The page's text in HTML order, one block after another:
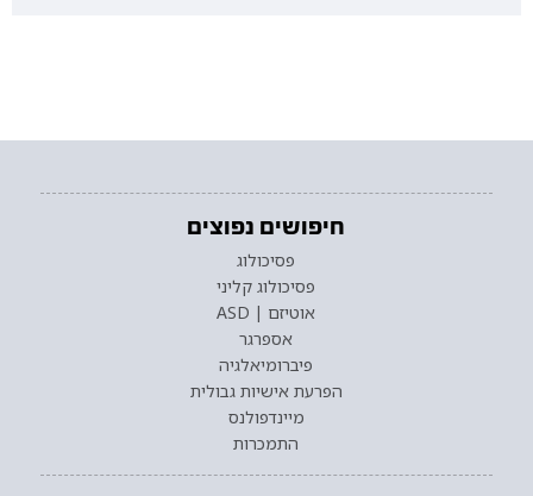
חיפושים נפוצים
פסיכולוג
פסיכולוג קליני
אוטיזם | ASD
אספרגר
פיברומיאלגיה
הפרעת אישיות גבולית
מיינדפולנס
התמכרות